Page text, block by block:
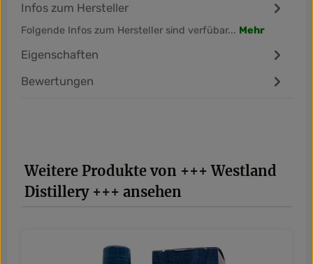
Infos zum Hersteller
Folgende Infos zum Hersteller sind verfübar... Mehr
Eigenschaften
Bewertungen
Produktgalerie überspringen
Weitere Produkte von +++ Westland
Distillery +++ ansehen